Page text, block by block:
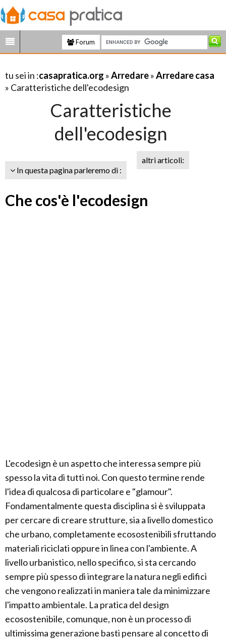
Forum
tu sei in :casapratica.org »Arredare»Arredare casa
» Caratteristiche dell'ecodesign
Caratteristiche
dell'ecodesign
In questa pagina parleremo di :
altri articoli:
Che cos'è l'ecodesign
L'ecodesign è un aspetto che interessa sempre più
spesso la vita di tutti noi. Con questo termine rende
l'idea di qualcosa di particolare e "glamour".
Fondamentalmente questa disciplina si è sviluppata
per cercare di creare strutture, sia a livello domestico
che urbano, completamente ecosostenibili sfruttando
materiali riciclati oppure in linea con l'ambiente. A
livello urbanistico, nello specifico, si sta cercando
sempre più spesso di integrare la natura negli edifici
che vengono realizzati in maniera tale da minimizzare
l'impatto ambientale. La pratica del design
ecosostenibile, comunque, non è un processo di
ultimissima generazione basti pensare al concetto di